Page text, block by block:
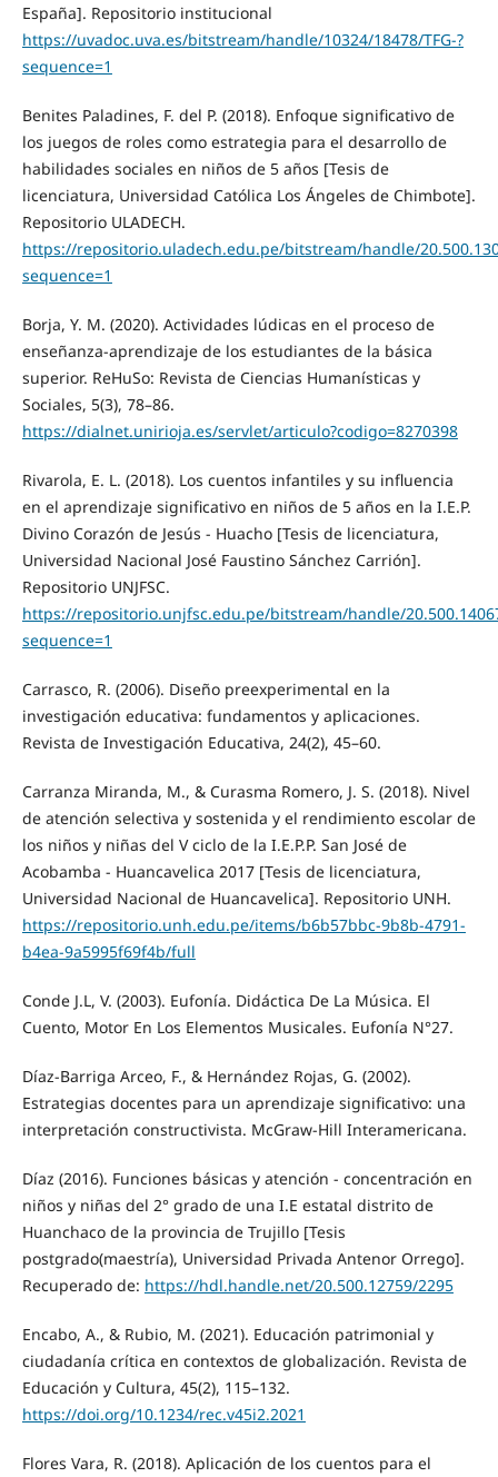
España]. Repositorio institucional
https://uvadoc.uva.es/bitstream/handle/10324/18478/TFG-?
sequence=1
Benites Paladines, F. del P. (2018). Enfoque significativo de
los juegos de roles como estrategia para el desarrollo de
habilidades sociales en niños de 5 años [Tesis de
licenciatura, Universidad Católica Los Ángeles de Chimbote].
Repositorio ULADECH.
https://repositorio.uladech.edu.pe/bitstream/handle/20.500.13032/
sequence=1
Borja, Y. M. (2020). Actividades lúdicas en el proceso de
enseñanza-aprendizaje de los estudiantes de la básica
superior. ReHuSo: Revista de Ciencias Humanísticas y
Sociales, 5(3), 78–86.
https://dialnet.unirioja.es/servlet/articulo?codigo=8270398
Rivarola, E. L. (2018). Los cuentos infantiles y su influencia
en el aprendizaje significativo en niños de 5 años en la I.E.P.
Divino Corazón de Jesús - Huacho [Tesis de licenciatura,
Universidad Nacional José Faustino Sánchez Carrión].
Repositorio UNJFSC.
https://repositorio.unjfsc.edu.pe/bitstream/handle/20.500.14067/
sequence=1
Carrasco, R. (2006). Diseño preexperimental en la
investigación educativa: fundamentos y aplicaciones.
Revista de Investigación Educativa, 24(2), 45–60.
Carranza Miranda, M., & Curasma Romero, J. S. (2018). Nivel
de atención selectiva y sostenida y el rendimiento escolar de
los niños y niñas del V ciclo de la I.E.P.P. San José de
Acobamba - Huancavelica 2017 [Tesis de licenciatura,
Universidad Nacional de Huancavelica]. Repositorio UNH.
https://repositorio.unh.edu.pe/items/b6b57bbc-9b8b-4791-
b4ea-9a5995f69f4b/full
Conde J.L, V. (2003). Eufonía. Didáctica De La Música. El
Cuento, Motor En Los Elementos Musicales. Eufonía N°27.
Díaz-Barriga Arceo, F., & Hernández Rojas, G. (2002).
Estrategias docentes para un aprendizaje significativo: una
interpretación constructivista. McGraw-Hill Interamericana.
Díaz (2016). Funciones básicas y atención - concentración en
niños y niñas del 2° grado de una I.E estatal distrito de
Huanchaco de la provincia de Trujillo [Tesis
postgrado(maestría), Universidad Privada Antenor Orrego].
Recuperado de: https://hdl.handle.net/20.500.12759/2295
Encabo, A., & Rubio, M. (2021). Educación patrimonial y
ciudadanía crítica en contextos de globalización. Revista de
Educación y Cultura, 45(2), 115–132.
https://doi.org/10.1234/rec.v45i2.2021
Flores Vara, R. (2018). Aplicación de los cuentos para el